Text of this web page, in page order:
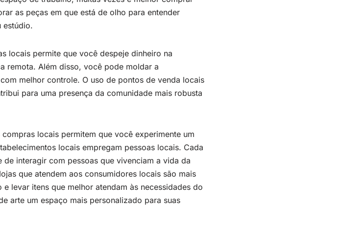
as peças em que está de olho para entender
estúdio.
locais permite que você despeje dinheiro na
remota. Além disso, você pode moldar a
melhor controle. O uso de pontos de venda locais
para uma presença da comunidade mais robusta
locais permitem que você experimente um
locais empregam pessoas locais. Cada
interagir com pessoas que vivenciam a vida da
que atendem aos consumidores locais são mais
levar itens que melhor atendam às necessidades do
arte um espaço mais personalizado para suas